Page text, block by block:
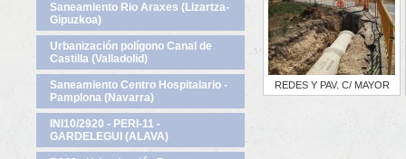
Saneamiento Rio Araxes (Lizartza-
Gipuzkoa)
Urbanización polígono Canal de
Castilla (Valladolid)
Saneamiento Centro Hospitalario -
Pamplona (Navarra)
INI10/2920 - PERI-11 -
GARDELEGUI (ALAVA)
REDES Y PAV. C/ MAYOR